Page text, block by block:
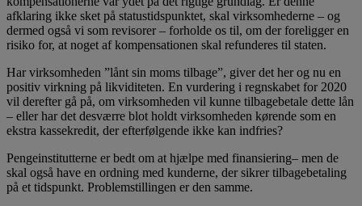
afklaring ikke sket på statustidspunktet, skal virksomhederne – og
dermed også vi som revisorer – forholde os til, om der foreligger en
risiko for, at noget af kompensationen skal refunderes til staten.
Har virksomheden ”lånt sin moms tilbage”, giver det her og nu en
positiv virkning på likviditeten. En vurdering i regnskabet for 2020
vil derefter gå på, om virksomheden vil kunne tilbagebetale dette lån
– eller har det desværre blot holdt virksomheden kørende som en
ekstra kassekredit, der efterfølgende ikke kan indfries?
Pengeinstitutterne er bedt om at hjælpe med finansiering– men de
skal også have en ordning med kunderne, der sikrer tilbagebetaling
på et tidspunkt. Problemstillingen er den samme.